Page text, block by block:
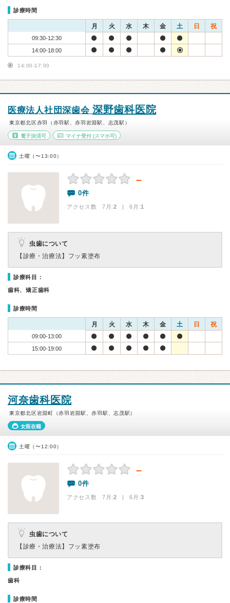
診療時間
月 火 水 木 金 土 日 祝
09:30-12:30
14:00-18:00
14:00-17:00
医療法人社団深歯会 深野歯科医院
東京都北区赤羽（赤羽駅、赤羽岩淵駅、志茂駅）
電子決済可 マイナ受付(スマホ可)
土曜（〜13:00）
－
0件
アクセス数 7月:2 | 6月:1
虫歯について
【診療・治療法】 フッ素塗布
診療科目：
歯科、矯正歯科
診療時間
月 火 水 木 金 土 日 祝
09:00-13:00
15:00-19:00
河奈歯科医院
東京都北区岩淵町（赤羽岩淵駅、赤羽駅、志茂駅）
女医在籍
土曜（〜12:00）
－
0件
アクセス数 7月:2 | 6月:3
虫歯について
【診療・治療法】 フッ素塗布
診療科目：
歯科
診療時間